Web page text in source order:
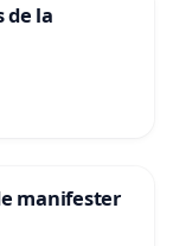
de la
manifester